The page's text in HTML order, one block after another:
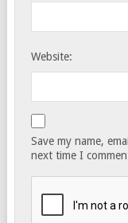
Website:
Save my name,
next time I